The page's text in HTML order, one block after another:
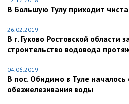
В Большую Тулу приходит
26.02.2019
В г. Гуково Ростовской области
строительство водовода
04.06.2019
В пос. Обидимо в Туле началось
обезжелезивания воды